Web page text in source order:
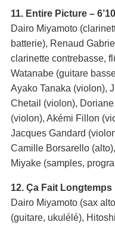
11. Entire Picture – 6’10
Dairo Miyamoto
batterie), Renaud
clarinette contrebasse,
Watanabe (guitare
Ayako Tanaka (violon),
Chetail (violon),
(violon), Akémi Fillon
Jacques Gandard
Camille Borsarello
Miyake (samples,
12. Ça Fait Longtemps
Dairo Miyamoto (sax
(guitare, ukulélé),